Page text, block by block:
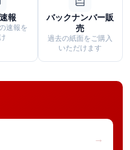
報
速報を
バックナンバー販
売
過去の紙面をご購入
いただけます
→